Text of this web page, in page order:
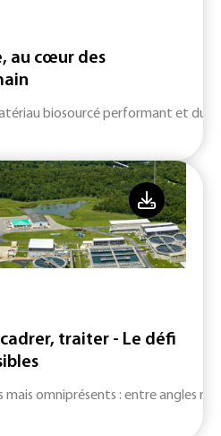
au cœur des
biosourcé performant et
traiter - Le défi
mais omniprésents : entre angles